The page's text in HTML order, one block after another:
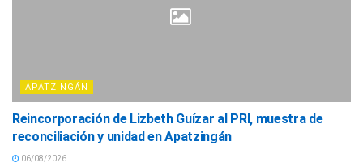
APATZINGÁN
Reincorporación de Lizbeth Guízar al PRI, muestra de
reconciliación y unidad en Apatzingán
06/08/2026